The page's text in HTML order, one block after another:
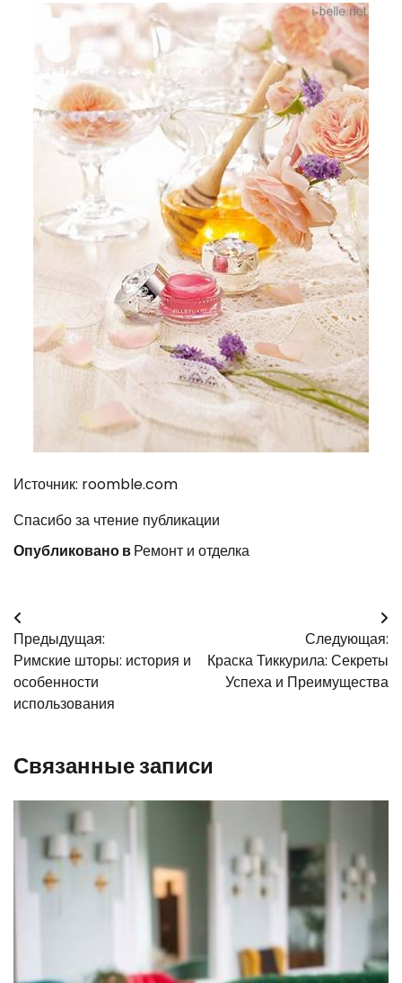
Источник: roomble.com
Спасибо за чтение публикации
Опубликовано вРемонт и отделка
Навигация
по
записям
Предыдущая:
Римские шторы: история и
особенности
использования
Следующая:
Краска Тиккурила: Секреты
Успеха и Преимущества
Связанные записи